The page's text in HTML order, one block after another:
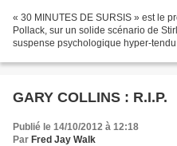
« 30 MINUTES DE SURSIS » est le
Pollack, sur un solide scénario de
suspense psychologique hyper-
GARY COLLINS : R.I.P.
Publié le 14/10/2012 à 12:18
Par Fred Jay Walk